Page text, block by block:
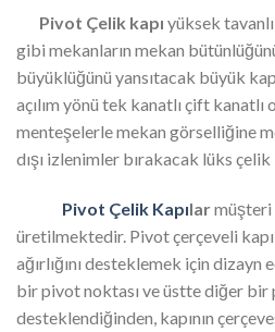
Pivot Çelik kapı yüksek
gibi mekanların mekan
büyüklüğünü yansıtacak büyük
açılım yönü tek kanatlı çift kanatlı
menteşelerle mekan görselliğine
dışı izlenimler bırakacak lüks çelik
Pivot Çelik Kapılarmüşteri
üretilmektedir. Pivot çerçeveli
ağırlığını desteklemek için dizayn
bir pivot noktası ve üstte diğer bir
desteklendiğinden, kapının